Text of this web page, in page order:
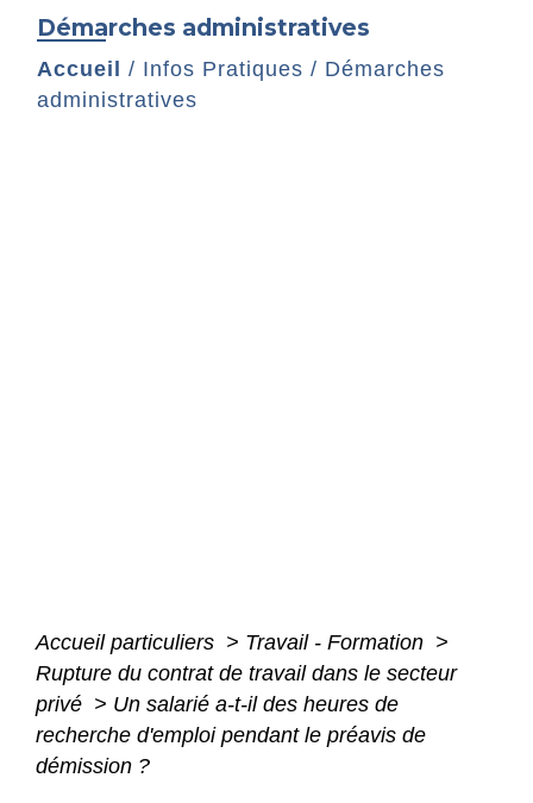
Démarches administratives
Accueil / Infos Pratiques / Démarches
administratives
Accueil particuliers > Travail - Formation >
Rupture du contrat de travail dans le secteur
privé > Un salarié a-t-il des heures de
recherche d'emploi pendant le préavis de
démission ?